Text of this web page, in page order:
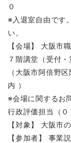
０
※入退室自由です
い。
【会場】 大阪市
７階講堂（受付
（大阪市阿倍野
内 ）
※会場に関するお
行政評価担当（
【対象】 大阪市
【参加者】 事業